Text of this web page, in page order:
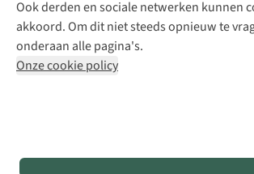
Ook derden en sociale netwerken kunnen
akkoord. Om dit niet steeds opnieuw te
onderaan alle pagina's.
Onze cookie policy
9, B-2660
Hoboken
+32 (0)3 828
30 15